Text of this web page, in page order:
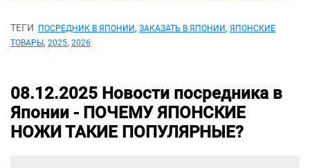
ТЕГИ ПОСРЕДНИК В ЯПОНИИ , ЗАКАЗАТЬ В ЯПОНИИ , ЯПОНСКИЕ
ТОВАРЫ , 2025, 2026
08.12.2025 Новости посредника в
Японии - ПОЧЕМУ ЯПОНСКИЕ
НОЖИ ТАКИЕ ПОПУЛЯРНЫЕ?